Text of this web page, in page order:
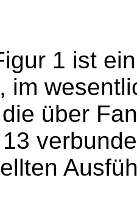
1 ist
im
über